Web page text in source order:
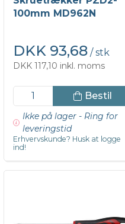
100mm MD962N
DKK 93,68 / stk
DKK 117,10 inkl. moms
Bestil
Ikke på lager - Ring for
leveringstid
Erhvervskunde? Husk at logge
ind!